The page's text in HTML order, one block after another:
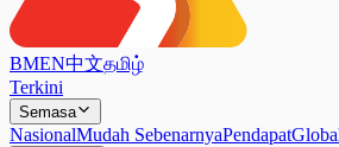
BMEN中文தமிழ்
Terkini
Semasa
NasionalMudah SebenarnyaPendapat